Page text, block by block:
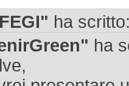
ha
ha